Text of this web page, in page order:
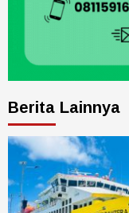
Berita Lainnya